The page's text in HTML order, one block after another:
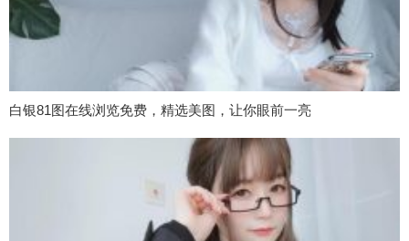
白银81图在线浏览免费，精选美图，让你眼前一亮